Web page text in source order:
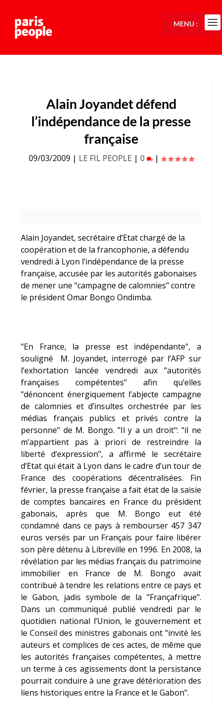
Alain Joyandet défend
l’indépendance de la presse
française
09/03/2009 | LE FIL PEOPLE | 0 |
Alain Joyandet, secrétaire d’Etat chargé de la
coopération et de la francophonie, a défendu
vendredi à Lyon l’indépendance de la presse
française, accusée par les autorités gabonaises
de mener une "campagne de calomnies" contre
le président Omar Bongo Ondimba.
"En France, la presse est indépendante", a
souligné M. Joyandet, interrogé par l’AFP sur
l’exhortation lancée vendredi aux "autorités
françaises compétentes" afin qu’elles
"dénoncent énergiquement l’abjecte campagne
de calomnies et d’insultes orchestrée par les
médias français publics et privés contre la
personne" de M. Bongo. "Il y a un droit": "il ne
m’appartient pas à priori de restreindre la
liberté d’expression", a affirmé le secrétaire
d’Etat qui était à Lyon dans le cadre d’un tour de
France des coopérations décentralisées. Fin
février, la presse française a fait état de la saisie
de comptes bancaires en France du président
gabonais, après que M. Bongo eut été
condamné dans ce pays à rembourser 457 347
euros versés par un Français pour faire libérer
son père détenu à Libreville en 1996. En 2008, la
révélation par les médias français du patrimoine
immobilier en France de M. Bongo avait
contribué à tendre les relations entre ce pays et
le Gabon, jadis symbole de la "Françafrique".
Dans un communiqué publié vendredi par le
quotidien national l’Union, le gouvernement et
le Conseil des ministres gabonais ont "invité les
auteurs et complices de ces actes, de même que
les autorités françaises compétentes, à mettre
un terme à ces agissements dont la persistance
pourrait conduire à une grave détérioration des
liens historiques entre la France et le Gabon".
MENU :